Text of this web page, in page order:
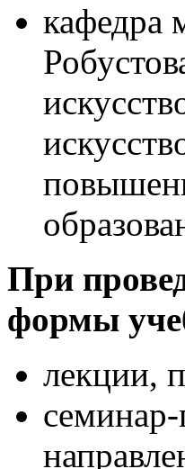
кафедра
При
формы
лекции,